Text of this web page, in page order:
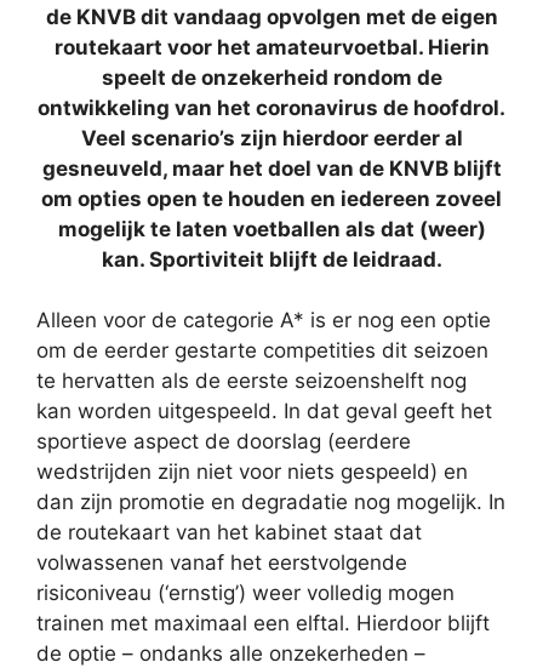
de KNVB dit vandaag opvolgen met de eigen
routekaart voor het amateurvoetbal. Hierin
speelt de onzekerheid rondom de
ontwikkeling van het coronavirus de hoofdrol.
Veel scenario’s zijn hierdoor eerder al
gesneuveld, maar het doel van de KNVB blijft
om opties open te houden en iedereen zoveel
mogelijk te laten voetballen als dat (weer)
kan. Sportiviteit blijft de leidraad.
Alleen voor de categorie A* is er nog een optie
om de eerder gestarte competities dit seizoen
te hervatten als de eerste seizoenshelft nog
kan worden uitgespeeld. In dat geval geeft het
sportieve aspect de doorslag (eerdere
wedstrijden zijn niet voor niets gespeeld) en
dan zijn promotie en degradatie nog mogelijk. In
de routekaart van het kabinet staat dat
volwassenen vanaf het eerstvolgende
risiconiveau (‘ernstig’) weer volledig mogen
trainen met maximaal een elftal. Hierdoor blijft
de optie – ondanks alle onzekerheden –